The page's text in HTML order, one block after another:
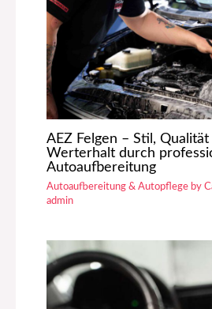
AEZ Felgen – Stil, Qualität
Werterhalt durch
Autoaufbereitung
Autoaufbereitung & Autopflege by
admin